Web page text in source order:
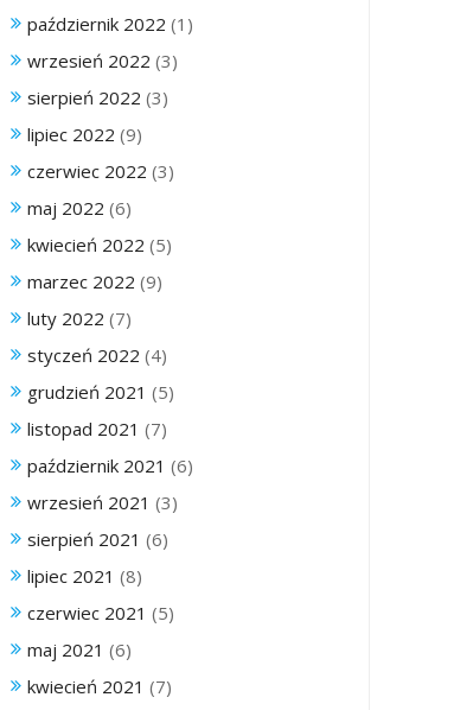
październik 2022 (1)
wrzesień 2022 (3)
sierpień 2022 (3)
lipiec 2022 (9)
czerwiec 2022 (3)
maj 2022 (6)
kwiecień 2022 (5)
marzec 2022 (9)
luty 2022 (7)
styczeń 2022 (4)
grudzień 2021 (5)
listopad 2021 (7)
październik 2021 (6)
wrzesień 2021 (3)
sierpień 2021 (6)
lipiec 2021 (8)
czerwiec 2021 (5)
maj 2021 (6)
kwiecień 2021 (7)